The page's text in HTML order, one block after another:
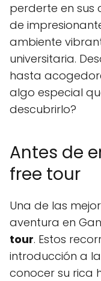
perderte en
de
ambiente
universitaria.
hasta
algo especial
descubrirlo?
Antes de
free tour
Una de las
aventura en
tour. Estos
introducción a
conocer su rica